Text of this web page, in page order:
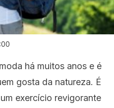
há muitos anos e é
gosta da natureza. É
exercício revigorante